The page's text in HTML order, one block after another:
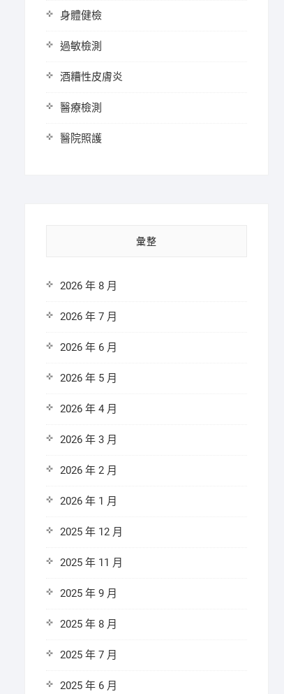
身體健檢
過敏檢測
酒糟性皮膚炎
醫療檢測
醫院照護
彙整
2026 年 8 月
2026 年 7 月
2026 年 6 月
2026 年 5 月
2026 年 4 月
2026 年 3 月
2026 年 2 月
2026 年 1 月
2025 年 12 月
2025 年 11 月
2025 年 9 月
2025 年 8 月
2025 年 7 月
2025 年 6 月